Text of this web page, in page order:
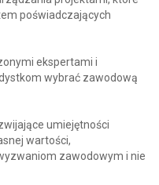
poświadczających
ekspertami i
wybrać zawodową
umiejętności
wartości,
zawodowym i nie